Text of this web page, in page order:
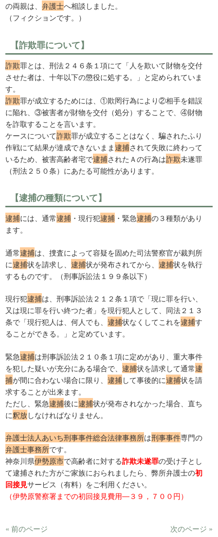
の両親は、弁護士へ相談しました。
（フィクションです。）
【詐欺罪について】
詐欺罪とは、刑法２４６条１項にて「人を欺いて財物を交付
させた者は、十年以下の懲役に処する。」と定められていま
す。
詐欺罪が成立するためには、①欺罔行為により②相手を錯誤
に陥れ、③被害者が財物を交付（処分）することで、④財物
を詐取することを言います。
ケースについて詐欺罪が成立することはなく、騙されたふり
作戦にて結果が達成できないまま逮捕されて失敗に終わって
いるため、被害高齢者宅で逮捕されたＡの行為は詐欺未遂罪
（刑法２５０条）にあたる可能性があります。
【逮捕の種類について】
逮捕には、通常逮捕 ・現行犯逮捕 ・緊急逮捕の３種類があり
ます。
通常逮捕は、捜査によって容疑を固めた司法警察官が裁判所
に逮捕状を請求し、逮捕状が発布されてから、逮捕状を執行
するものです。（刑事訴訟法１９９条以下）
現行犯逮捕は、刑事訴訟法２１２条１項で「現に罪を行い、
又は現に罪を行い終つた者」を現行犯人として、同法２１３
条で「現行犯人は、何人でも、逮捕状なくしてこれを逮捕す
ることができる。」と定めています。
緊急逮捕は刑事訴訟法２１０条１項に定めがあり、重大事件
を犯した疑いが充分にある場合で、逮捕状を請求して通常逮
捕が間に合わない場合に限り、逮捕して事後的に逮捕状を請
求することが出来ます。
ただし、緊急逮捕後に逮捕状が発布されなかった場合、直ち
に釈放しなければなりません。
弁護士法人あいち刑事事件総合法律事務所は刑事事件専門の
弁護士事務所です。
神奈川県伊勢原市で高齢者に対する詐欺未遂罪の受け子とし
て逮捕された方がご家族におられましたら、弊所弁護士の初
回接見サービス（有料）をご利用ください。
（伊勢原警察署までの初回接見費用―３９，７００円）
« 前のページ 次のページ »